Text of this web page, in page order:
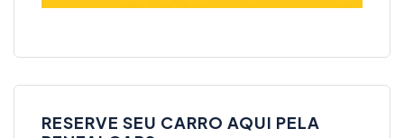
RESERVE SEU CARRO AQUI PELA